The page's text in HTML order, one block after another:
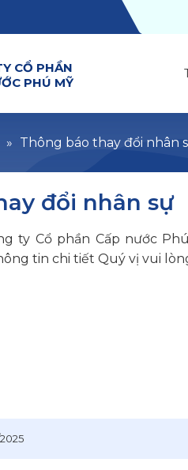
CỔ PHẦN
PHÚ MỸ
» Thông báo thay đổi nhân
đổi nhân sự
ty Cổ phần Cấp nước
tin chi tiết Quý vị vui